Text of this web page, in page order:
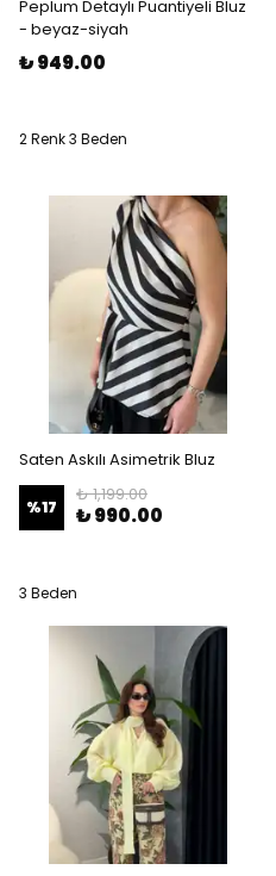
Peplum Detaylı Puantiyeli Bluz
- beyaz-siyah
₺ 949.00
2 Renk 3 Beden
Saten Askılı Asimetrik Bluz
%17
₺ 1,199.00
₺ 990.00
3 Beden